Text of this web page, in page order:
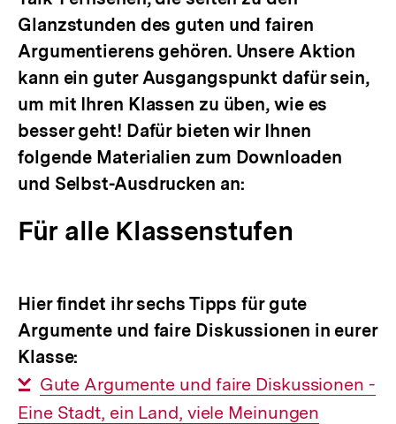
Glanzstunden des guten und fairen
Argumentierens gehören. Unsere Aktion
kann ein guter Ausgangspunkt dafür sein,
um mit Ihren Klassen zu üben, wie es
besser geht! Dafür bieten wir Ihnen
folgende Materialien zum Downloaden
und Selbst-Ausdrucken an:
Für alle Klassenstufen
Hier findet ihr sechs Tipps für gute
Argumente und faire Diskussionen in eurer
Klasse:
Interner
Link:
Gute Argumente und faire Diskussionen -
Eine Stadt, ein Land, viele Meinungen